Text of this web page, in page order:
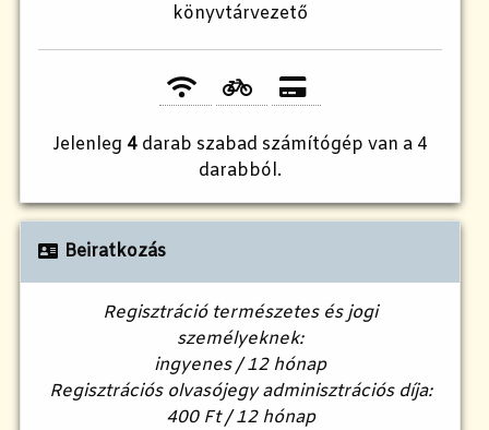
könyvtárvezető
Jelenleg 4 darab szabad számítógép van a 4
darabból.
Beiratkozás
Regisztráció természetes és jogi
személyeknek:
ingyenes / 12 hónap
Regisztrációs olvasójegy adminisztrációs díja:
400 Ft / 12 hónap